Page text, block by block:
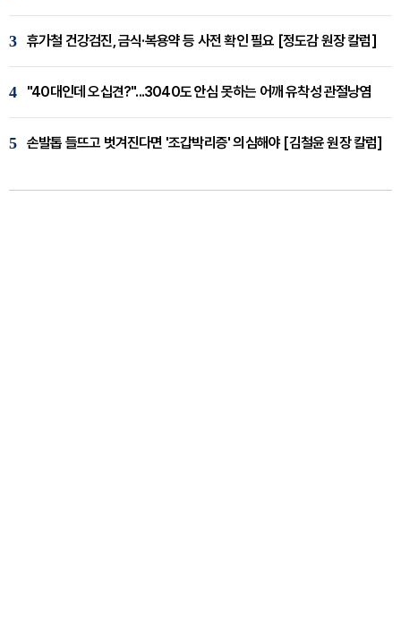
3 휴가철 건강검진, 금식·복용약 등 사전 확인 필요 [정도감 원장 칼럼]
4 "40대인데 오십견?"...3040도 안심 못하는 어깨 유착성 관절낭염
5 손발톱 들뜨고 벗겨진다면 '조갑박리증' 의심해야 [김철윤 원장 칼럼]